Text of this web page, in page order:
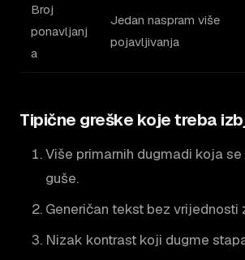
Broj
ponavljanj
a
Jedan naspram više
pojavljivanja
Tipične greške koje treba
Više primarnih dugmadi koja
guše.
Generičan tekst bez vrijednosti
Nizak kontrast koji dugme